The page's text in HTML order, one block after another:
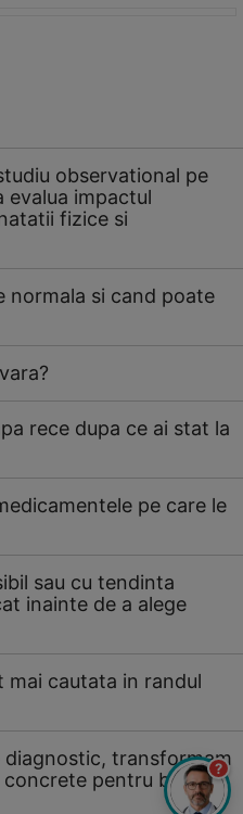
observational pe
evalua impactul
fizice si
normala si cand poate
rece dupa ce ai stat la
pe care le
sau cu tendinta
inainte de a alege
cautata in randul
diagnostic, transformam
pentru bolile
?